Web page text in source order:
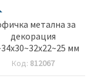
метална за
декорация
мм
Код: 812067